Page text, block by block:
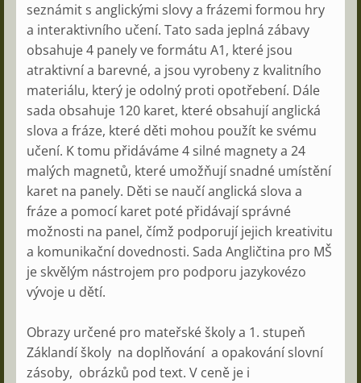
seznámit s anglickými slovy a frázemi formou hry
a interaktivního učení. Tato sada jeplná zábavy
obsahuje 4 panely ve formátu A1, které jsou
atraktivní a barevné, a jsou vyrobeny z kvalitního
materiálu, který je odolný proti opotřebení. Dále
sada obsahuje 120 karet, které obsahují anglická
slova a fráze, které děti mohou použít ke svému
učení. K tomu přidáváme 4 silné magnety a 24
malých magnetů, které umožňují snadné umístění
karet na panely. Děti se naučí anglická slova a
fráze a pomocí karet poté přidávají správné
možnosti na panel, čímž podporují jejich kreativitu
a komunikační dovednosti. Sada Angličtina pro MŠ
je skvělým nástrojem pro podporu jazykovézo
vývoje u dětí.
Obrazy určené pro mateřské školy a 1. stupeň
Záklandí školy na doplňování a opakování slovní
zásoby, obrázků pod text. V ceně je i